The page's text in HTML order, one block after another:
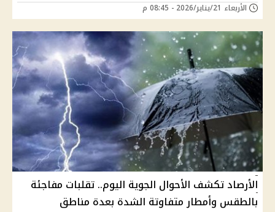
الأربعاء 21/يناير/2026 - 08:45 م
الأرصاد تكشف الأحوال الجوية اليوم.. تقلبات مفاجئة
بالطقس وأمطار متفاوتة الشدة بعدة مناطق